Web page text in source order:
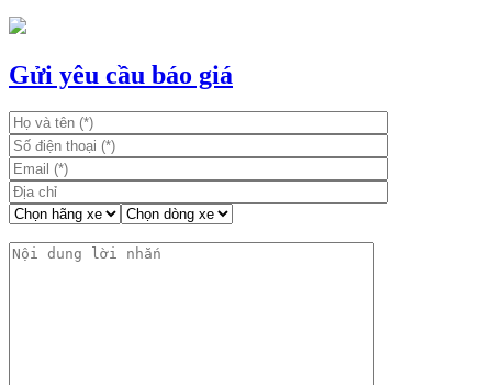
Gửi yêu cầu báo giá